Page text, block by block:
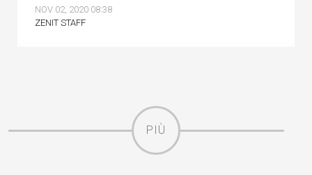
NOV 02, 2020 08:38
ZENIT STAFF
PIÙ